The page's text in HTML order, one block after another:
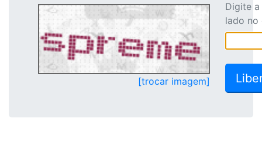
[trocar imagem]
Digite
lado no